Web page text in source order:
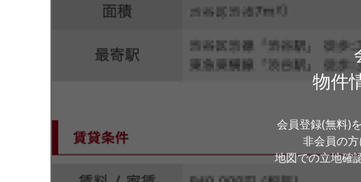
物件
会員登録(無料)
非会員の
地図での立地確